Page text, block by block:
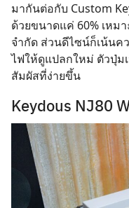
มากันต่อกับ Custom
ด้วยขนาดแค่ 60% เหม
จำกัด ส่วนดีไซน์ก็เน้นค
ไฟให้ดูแปลกใหม่ ตัวปุ่ม
สัมผัสที่ง่ายขึ้น
Keydous NJ80